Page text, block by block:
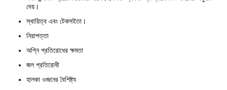
দেয়।
স্থায়িত্ব এবং টেকসইতা।
নিরাপত্তা
অগ্নি প্রতিরোধের ক্ষমতা
জল প্রতিরোধী
হালকা ওজনের বৈশিষ্ট্য